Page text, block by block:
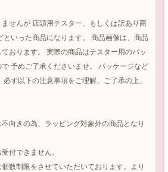
せんが 店頭用テスター、もしくは訳あり商
いった商品になります。 商品画像は、商品
おります。 実際の商品はテスター用のパッ
予めご了承くださいませ。 パッケージなど
ず以下の注意事項をご理解、ご了承の上、
向きの為、ラッピング対象外の商品となり
付できません。
数制限をさせていただいております。より